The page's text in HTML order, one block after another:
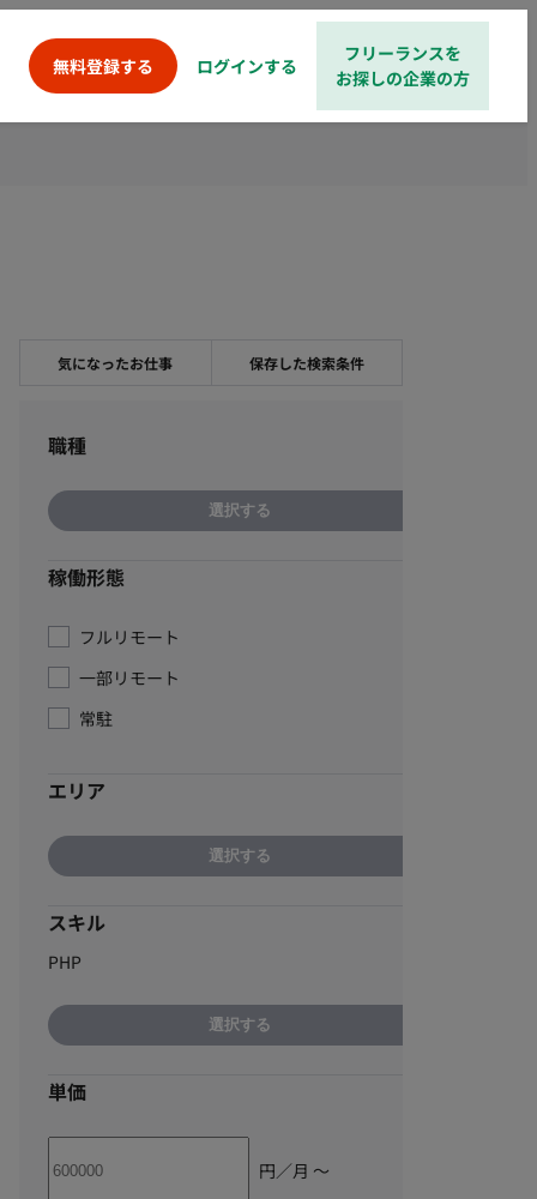
無料登録する ログインする
フリーランスを
お探しの企業の方
気になったお仕事 保存した検索条件
職種
選択する
稼働形態
フルリモート
一部リモート
常駐
エリア
選択する
スキル
PHP
選択する
単価
円／月 〜